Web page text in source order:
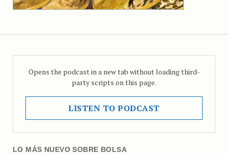
Opens the podcast in a new tab without loading third-
party scripts on this page.
LISTEN TO PODCAST
LO MÁS NUEVO SOBRE BOLSA